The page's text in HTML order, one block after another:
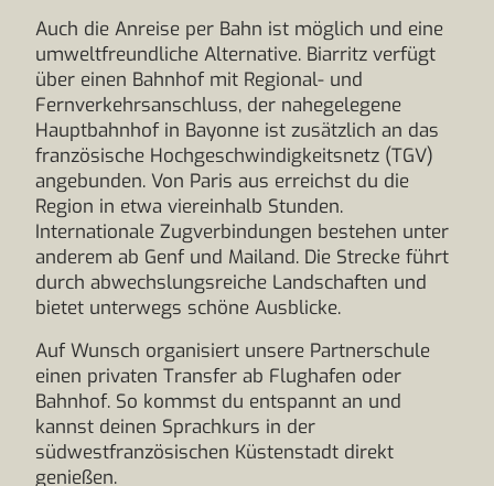
Auch die Anreise per Bahn ist möglich und eine
umweltfreundliche Alternative. Biarritz verfügt
über einen Bahnhof mit Regional- und
Fernverkehrsanschluss, der nahegelegene
Hauptbahnhof in Bayonne ist zusätzlich an das
französische Hochgeschwindigkeitsnetz (TGV)
angebunden. Von Paris aus erreichst du die
Region in etwa viereinhalb Stunden.
Internationale Zugverbindungen bestehen unter
anderem ab Genf und Mailand. Die Strecke führt
durch abwechslungsreiche Landschaften und
bietet unterwegs schöne Ausblicke.
Auf Wunsch organisiert unsere Partnerschule
einen privaten Transfer ab Flughafen oder
Bahnhof. So kommst du entspannt an und
kannst deinen Sprachkurs in der
südwestfranzösischen Küstenstadt direkt
genießen.